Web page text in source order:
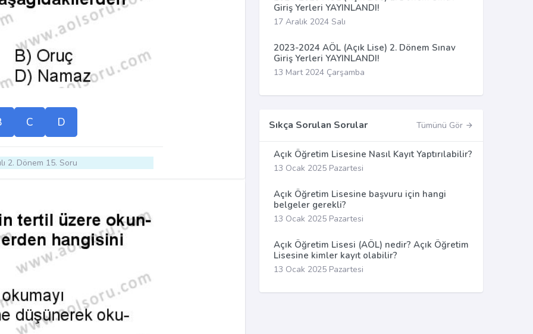
C D
2. Dönem 15. Soru
Giriş Yerleri YAYINLANDI!
17 Aralık 2024 Salı
2023-2024 AÖL (Açık Lise) 2. Dönem Sınav
Giriş Yerleri YAYINLANDI!
13 Mart 2024 Çarşamba
Sıkça Sorulan Sorular Tümünü Gör
Açık Öğretim Lisesine Nasıl Kayıt Yaptırılabilir?
13 Ocak 2025 Pazartesi
Açık Öğretim Lisesine başvuru için hangi
belgeler gerekli?
13 Ocak 2025 Pazartesi
Açık Öğretim Lisesi (AÖL) nedir? Açık Öğretim
Lisesine kimler kayıt olabilir?
13 Ocak 2025 Pazartesi